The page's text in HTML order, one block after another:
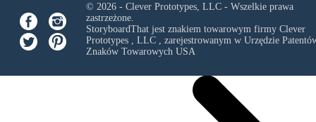
© 2026 - Clever Prototypes, LLC - Wszelkie prawa
zastrzeżone.
StoryboardThat jest znakiem towarowym firmy Clever
Prototypes , LLC, zarejestrowanym w Urzędzie
Znaków Towarowych USA